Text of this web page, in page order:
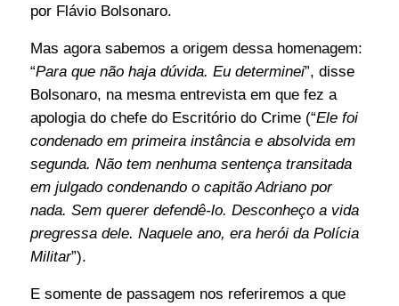
por Flávio Bolsonaro.
Mas agora sabemos a origem dessa homenagem:
“Para que não haja dúvida. Eu determinei”, disse
Bolsonaro, na mesma entrevista em que fez a
apologia do chefe do Escritório do Crime (“Ele foi
condenado em primeira instância e absolvida em
segunda. Não tem nenhuma sentença transitada
em julgado condenando o capitão Adriano por
nada. Sem querer defendê-lo. Desconheço a vida
pregressa dele. Naquele ano, era herói da Polícia
Militar”).
E somente de passagem nos referiremos a que